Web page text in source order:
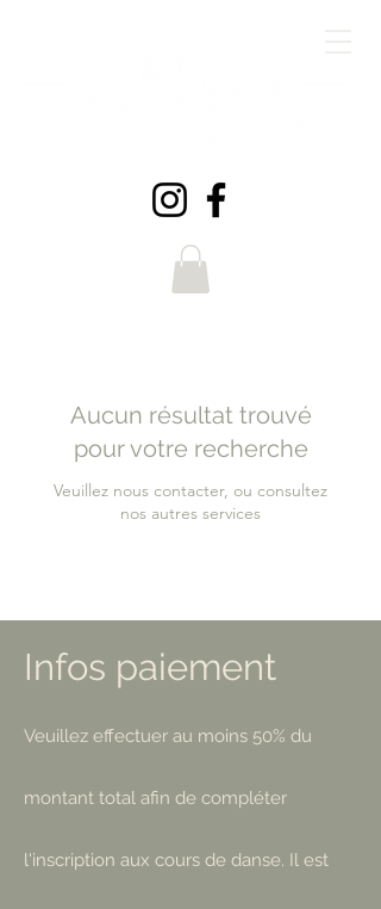
Aucun résultat trouvé
pour votre recherche
Veuillez nous contacter, ou consultez
nos autres services
Infos paiement
Veuillez effectuer au moins 50% du
montant total afin de compléter
l'inscription aux cours de danse. Il est